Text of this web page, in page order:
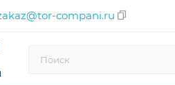
compani.ru